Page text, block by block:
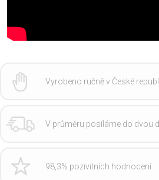
Vyrobeno ručně v České
V průměru posíláme do dvou
98,3% pozivitních hodnocení